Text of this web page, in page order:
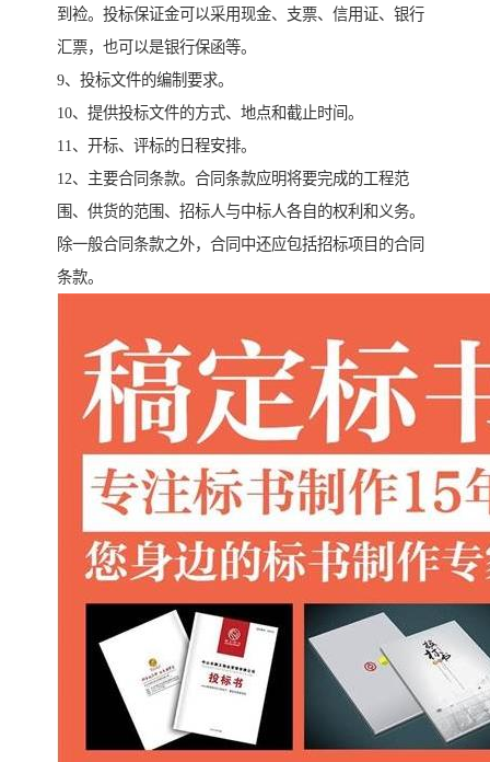
到裣。投标保证金可以采用现金、支票、信用证、银行
汇票，也可以是银行保函等。
9、投标文件的编制要求。
10、提供投标文件的方式、地点和截止时间。
11、开标、评标的日程安排。
12、主要合同条款。合同条款应明将要完成的工程范
围、供货的范围、招标人与中标人各自的权利和义务。
除一般合同条款之外，合同中还应包括招标项目的合同
条款。